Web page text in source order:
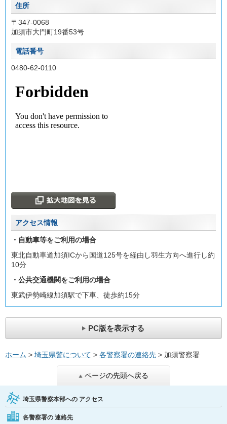
住所
〒347-0068
加須市大門町19番53号
電話番号
0480-62-0110
アクセス情報
・自動車等をご利用の場合
東北自動車道加須ICから国道125号を経由し羽生方向へ進行し約
10分
・公共交通機関をご利用の場合
東武伊勢崎線加須駅で下車、徒歩約15分
PC版を表示する
ホーム > 埼玉県警について > 各警察署の連絡先 > 加須警察署
ページの先頭へ戻る
埼玉県警察本部への アクセス
各警察署の 連絡先